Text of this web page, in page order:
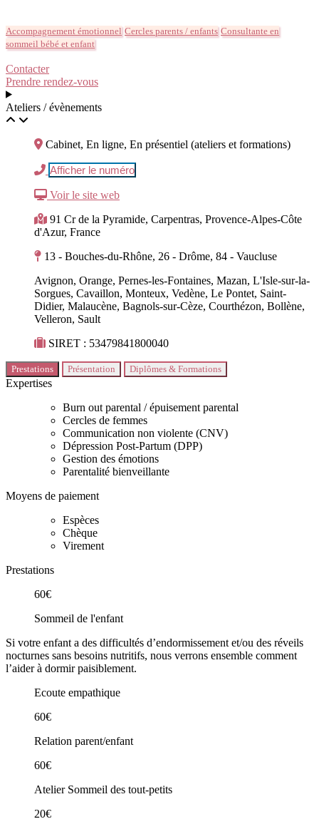
Accompagnement émotionnel Cercles parents / enfants Consultante en
sommeil bébé et enfant
Contacter
Prendre rendez-vous
Ateliers / évènements
Cabinet, En ligne, En présentiel (ateliers et formations)
Afficher le numéro
Voir le site web
91 Cr de la Pyramide, Carpentras, Provence-Alpes-Côte
d'Azur, France
13 - Bouches-du-Rhône, 26 - Drôme, 84 - Vaucluse
Avignon, Orange, Pernes-les-Fontaines, Mazan, L'Isle-sur-la-
Sorgues, Cavaillon, Monteux, Vedène, Le Pontet, Saint-
Didier, Malaucène, Bagnols-sur-Cèze, Courthézon, Bollène,
Velleron, Sault
SIRET : 53479841800040
Prestations Présentation Diplômes & Formations
Expertises
Burn out parental / épuisement parental
Cercles de femmes
Communication non violente (CNV)
Dépression Post-Partum (DPP)
Gestion des émotions
Parentalité bienveillante
Moyens de paiement
Espèces
Chèque
Virement
Prestations
60€
Sommeil de l'enfant
Si votre enfant a des difficultés d’endormissement et/ou des réveils
nocturnes sans besoins nutritifs, nous verrons ensemble comment
l’aider à dormir paisiblement.
Ecoute empathique
60€
Relation parent/enfant
60€
Atelier Sommeil des tout-petits
20€